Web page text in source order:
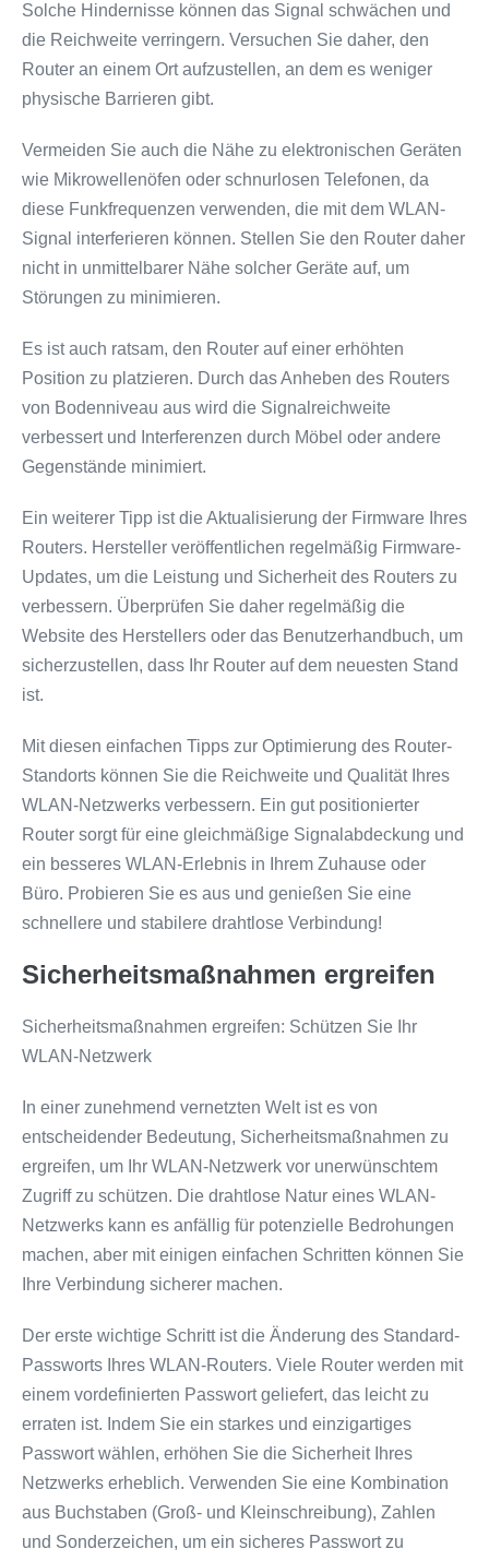
Solche Hindernisse können das Signal schwächen und
die Reichweite verringern. Versuchen Sie daher, den
Router an einem Ort aufzustellen, an dem es weniger
physische Barrieren gibt.
Vermeiden Sie auch die Nähe zu elektronischen Geräten
wie Mikrowellenöfen oder schnurlosen Telefonen, da
diese Funkfrequenzen verwenden, die mit dem WLAN-
Signal interferieren können. Stellen Sie den Router daher
nicht in unmittelbarer Nähe solcher Geräte auf, um
Störungen zu minimieren.
Es ist auch ratsam, den Router auf einer erhöhten
Position zu platzieren. Durch das Anheben des Routers
von Bodenniveau aus wird die Signalreichweite
verbessert und Interferenzen durch Möbel oder andere
Gegenstände minimiert.
Ein weiterer Tipp ist die Aktualisierung der Firmware Ihres
Routers. Hersteller veröffentlichen regelmäßig Firmware-
Updates, um die Leistung und Sicherheit des Routers zu
verbessern. Überprüfen Sie daher regelmäßig die
Website des Herstellers oder das Benutzerhandbuch, um
sicherzustellen, dass Ihr Router auf dem neuesten Stand
ist.
Mit diesen einfachen Tipps zur Optimierung des Router-
Standorts können Sie die Reichweite und Qualität Ihres
WLAN-Netzwerks verbessern. Ein gut positionierter
Router sorgt für eine gleichmäßige Signalabdeckung und
ein besseres WLAN-Erlebnis in Ihrem Zuhause oder
Büro. Probieren Sie es aus und genießen Sie eine
schnellere und stabilere drahtlose Verbindung!
Sicherheitsmaßnahmen ergreifen
Sicherheitsmaßnahmen ergreifen: Schützen Sie Ihr
WLAN-Netzwerk
In einer zunehmend vernetzten Welt ist es von
entscheidender Bedeutung, Sicherheitsmaßnahmen zu
ergreifen, um Ihr WLAN-Netzwerk vor unerwünschtem
Zugriff zu schützen. Die drahtlose Natur eines WLAN-
Netzwerks kann es anfällig für potenzielle Bedrohungen
machen, aber mit einigen einfachen Schritten können Sie
Ihre Verbindung sicherer machen.
Der erste wichtige Schritt ist die Änderung des Standard-
Passworts Ihres WLAN-Routers. Viele Router werden mit
einem vordefinierten Passwort geliefert, das leicht zu
erraten ist. Indem Sie ein starkes und einzigartiges
Passwort wählen, erhöhen Sie die Sicherheit Ihres
Netzwerks erheblich. Verwenden Sie eine Kombination
aus Buchstaben (Groß- und Kleinschreibung), Zahlen
und Sonderzeichen, um ein sicheres Passwort zu